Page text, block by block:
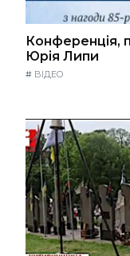
Конференція,
Юрія Липи
# ВІДЕО